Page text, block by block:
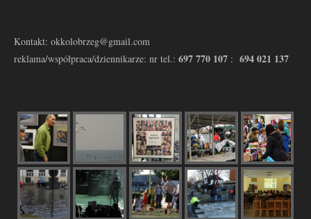
Kontakt: okkolobrzeg@gmail.com
reklama/współpraca/dziennikarze: nr tel.: 697 770 107 : 694 021 137